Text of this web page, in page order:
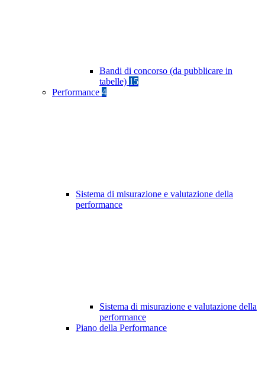
Bandi di concorso (da pubblicare in
tabelle) 15
Performance 4
Sistema di misurazione e valutazione della
performance
Sistema di misurazione e valutazione della
performance
Piano della Performance